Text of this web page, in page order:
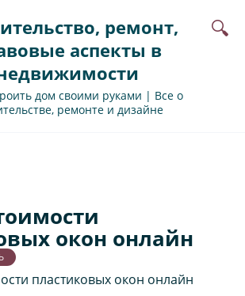
ремонт,
аспекты в
дом своими руками | Все о
ремонте и дизайне
окон онлайн